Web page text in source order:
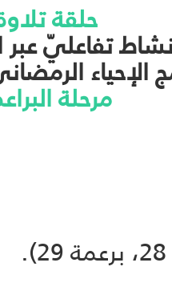
حلقة
تفاعليّ عبر
الإحياء
مرحلة